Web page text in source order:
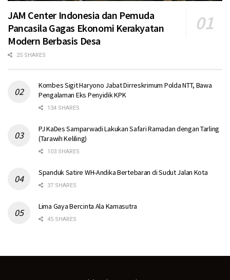
JAM Center Indonesia dan Pemuda
Pancasila Gagas Ekonomi Kerakyatan
Modern Berbasis Desa
25 SHARES
Kombes Sigit Haryono Jabat Dirreskrimum Polda NTT, Bawa
Pengalaman Eks Penyidik KPK
134 SHARES
PJ KaDes Samparwadi Lakukan Safari Ramadan dengan Tarling
(Tarawih Keliling)
103 SHARES
Spanduk Satire WH-Andika Bertebaran di Sudut Jalan Kota
37 SHARES
Lima Gaya Bercinta Ala Kamasutra
45 SHARES